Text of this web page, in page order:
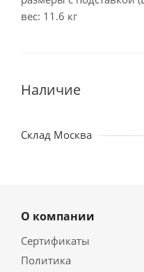
вес: 11.6 кг
Наличие
Склад Москва
О компании
Сертификаты
Политика